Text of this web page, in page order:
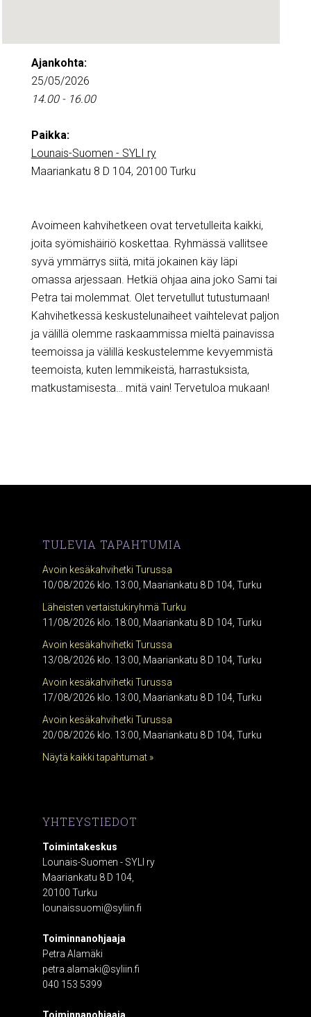
Ajankohta:
25/05/2026
14.00 - 16.00
Paikka:
Lounais-Suomen - SYLI ry
Maariankatu 8 D 104, 20100 Turku
Avoimeen kahvihetkeen ovat tervetulleita kaikki,
joita syömishäiriö koskettaa. Ryhmässä vallitsee
syvä ymmärrys siitä, mitä jokainen käy läpi
omassa arjessaan. Hetkiä ohjaa aina joko Sami tai
Petra tai molemmat. Olet tervetullut tutustumaan!
Kahvihetkessä keskustelunaiheet vaihtelevat paljon
ja välillä olemme raskaammissa mieltä painavissa
teemoissa ja välillä keskustelemme kevyemmistä
teemoista, kuten lemmikeistä, harrastuksista,
matkustamisesta… mitä vain! Tervetuloa mukaan!
TULEVIA TAPAHTUMIA
Avoin kesäkahvihetki Turussa
10/08/2026 klo. 13:00, Maariankatu 8 D 104, Turku
Läheisten vertaistukiryhmä Turku
11/08/2026 klo. 18:00, Maariankatu 8 D 104, Turku
Avoin kesäkahvihetki Turussa
13/08/2026 klo. 13:00, Maariankatu 8 D 104, Turku
Avoin kesäkahvihetki Turussa
17/08/2026 klo. 13:00, Maariankatu 8 D 104, Turku
Avoin kesäkahvihetki Turussa
20/08/2026 klo. 13:00, Maariankatu 8 D 104, Turku
Näytä kaikki tapahtumat »
YHTEYSTIEDOT
Toimintakeskus
Lounais-Suomen - SYLI ry
Maariankatu 8 D 104,
20100 Turku
lounaissuomi@syliin.fi
Toiminnanohjaaja
Petra Alamäki
petra.alamaki@syliin.fi
040 153 5399